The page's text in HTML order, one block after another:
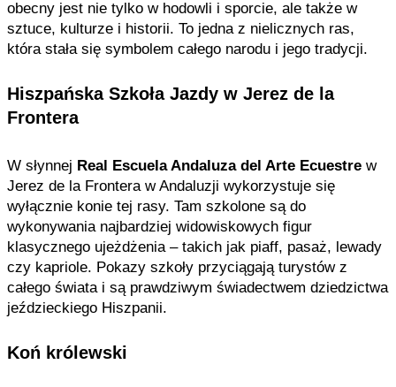
obecny jest nie tylko w hodowli i sporcie, ale także w
sztuce, kulturze i historii. To jedna z nielicznych ras,
która stała się symbolem całego narodu i jego tradycji.
Hiszpańska Szkoła Jazdy w Jerez de la
Frontera
W słynnej Real Escuela Andaluza del Arte Ecuestre w
Jerez de la Frontera w Andaluzji wykorzystuje się
wyłącznie konie tej rasy. Tam szkolone są do
wykonywania najbardziej widowiskowych figur
klasycznego ujeżdżenia – takich jak piaff, pasaż, lewady
czy kapriole. Pokazy szkoły przyciągają turystów z
całego świata i są prawdziwym świadectwem dziedzictwa
jeździeckiego Hiszpanii.
Koń królewski